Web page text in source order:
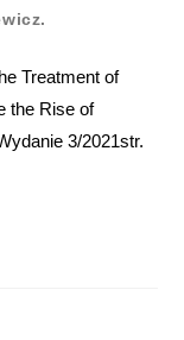
Treatment of
the Rise of
3/2021str.